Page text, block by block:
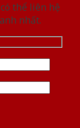
thể liên hệ
nhất.